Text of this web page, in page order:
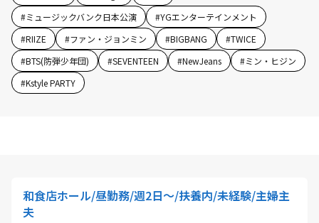
#ミュージックバンク日本公演 #YGエンターテインメント
#RIIZE #ファン・ジョンミン #BIGBANG #TWICE
#BTS(防弾少年団) #SEVENTEEN #NewJeans #ミン・ヒジン
#Kstyle PARTY
和食店ホール/昼勤務/週2日～/扶養内/未経験/主婦主
夫